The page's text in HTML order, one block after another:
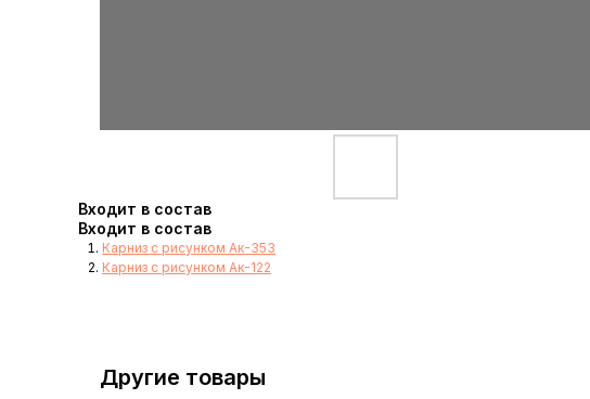
Входит в состав
Входит в состав
Карниз с рисунком Ак-353
Карниз с рисунком Ак-122
Другие товары